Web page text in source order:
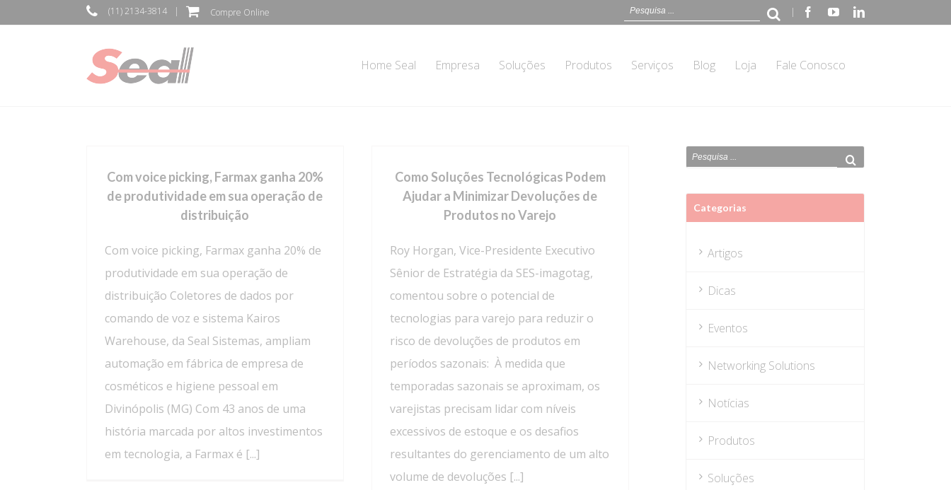
(11) 2134-3814 | Compre Online |
FacebookYoutube
Home Seal Empresa Soluções Produtos Serviços Blog Loja Fale Conosco
Com voice picking, Farmax ganha 20%
de produtividade em sua operação de
distribuição
Com voice picking, Farmax ganha 20% de
produtividade em sua operação de
distribuição Coletores de dados por
comando de voz e sistema Kairos
Warehouse, da Seal Sistemas, ampliam
automação em fábrica de empresa de
cosméticos e higiene pessoal em
Divinópolis (MG) Com 43 anos de uma
história marcada por altos investimentos
em tecnologia, a Farmax é [...]
Como Soluções Tecnológicas Podem
Ajudar a Minimizar Devoluções de
Produtos no Varejo
Roy Horgan, Vice-Presidente Executivo
Sênior de Estratégia da SES-imagotag,
comentou sobre o potencial de
tecnologias para varejo para reduzir o
risco de devoluções de produtos em
períodos sazonais: À medida que
temporadas sazonais se aproximam, os
varejistas precisam lidar com níveis
excessivos de estoque e os desafios
resultantes do gerenciamento de um alto
volume de devoluções [...]
Categorias
Artigos
Dicas
Eventos
Networking Solutions
Notícias
Produtos
Soluções